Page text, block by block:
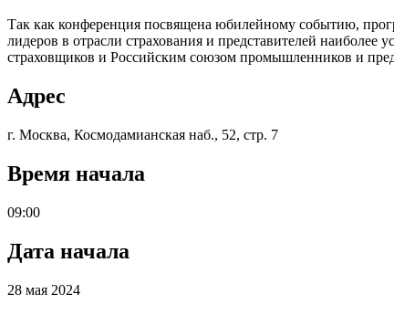
Так как конференция посвящена юбилейному событию,
лидеров в отрасли страхования и представителей
страховщиков и Российским союзом промышленников и
Адрес
г. Москва, Космодамианская наб., 52, стр. 7
Время начала
09:00
Дата начала
28 мая 2024